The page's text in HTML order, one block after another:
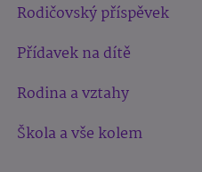
Rodičovský příspěvek
Přídavek na dítě
Rodina a vztahy
Škola a vše kolem